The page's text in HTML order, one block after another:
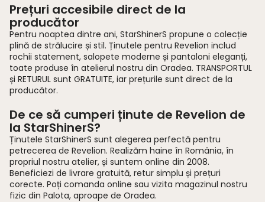
Prețuri accesibile direct de la
producător
Pentru noaptea dintre ani, StarShinerS propune o colecție
plină de strălucire și stil. Ținutele pentru Revelion includ
rochii statement, salopete moderne și pantaloni eleganți,
toate produse în atelierul nostru din Oradea. TRANSPORTUL
și RETURUL sunt GRATUITE, iar prețurile sunt direct de la
producător.
De ce să cumperi ținute de Revelion de
la StarShinerS?
Ținutele StarShinerS sunt alegerea perfectă pentru
petrecerea de Revelion. Realizăm haine în România, în
propriul nostru atelier, și suntem online din 2008.
Beneficiezi de livrare gratuită, retur simplu și prețuri
corecte. Poți comanda online sau vizita magazinul nostru
fizic din Palota, aproape de Oradea.